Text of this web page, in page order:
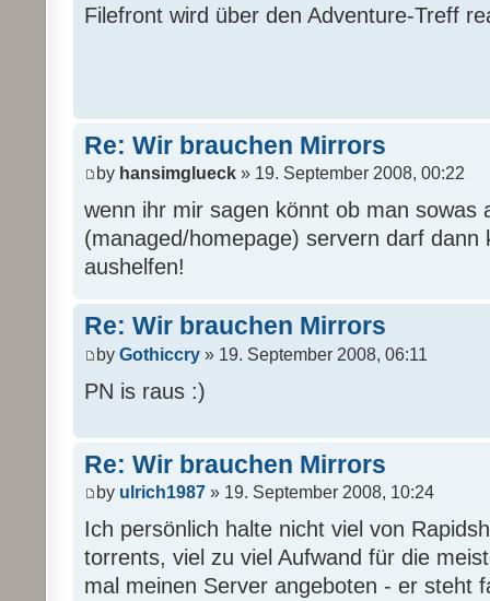
Filefront wird über den Adventure-Treff
Re: Wir brauchen Mirrors
by hansimglueck » 19. September 2008, 00:22
wenn ihr mir sagen könnt ob man sowas
(managed/homepage) servern darf
aushelfen!
Re: Wir brauchen Mirrors
by Gothiccry » 19. September 2008, 06:11
PN is raus :)
Re: Wir brauchen Mirrors
by ulrich1987 » 19. September 2008, 10:24
Ich persönlich halte nicht viel von
torrents, viel zu viel Aufwand für die
mal meinen Server angeboten - er steht